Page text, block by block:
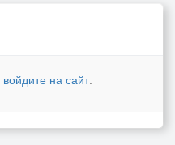
войдите на сайт.